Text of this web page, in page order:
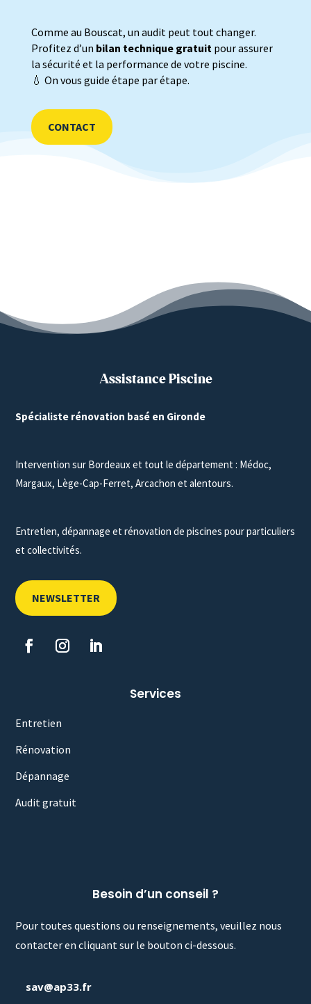
Comme au Bouscat, un audit peut tout changer.
Profitez d’un bilan technique gratuit pour assurer
la sécurité et la performance de votre piscine.
💧 On vous guide étape par étape.
CONTACT
Assistance Piscine
Spécialiste rénovation basé en Gironde
Intervention sur Bordeaux et tout le département : Médoc,
Margaux, Lège-Cap-Ferret, Arcachon et alentours.
Entretien, dépannage et rénovation de piscines pour particuliers
et collectivités.
NEWSLETTER
Services
Entretien
Rénovation
Dépannage
Audit gratuit
Besoin d’un conseil ?
Pour toutes questions ou renseignements, veuillez nous
contacter en cliquant sur le bouton ci-dessous.
sav@ap33.fr